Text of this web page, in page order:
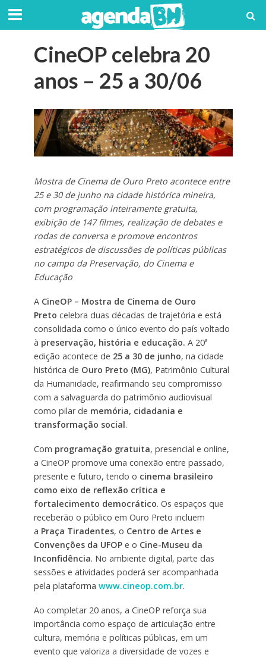
CineOP celebra 20
anos – 25 a 30/06
Mostra de Cinema de Ouro Preto acontece entre
25 e 30 de junho na cidade histórica mineira,
com programação inteiramente gratuita,
exibição de 147 filmes, realização de debates e
rodas de conversa e promove encontros
estratégicos de discussões de políticas públicas
no campo da Preservação, do Cinema e
Educação
A CineOP – Mostra de Cinema de Ouro
Preto celebra duas décadas de trajetória e está
consolidada como o único evento do país voltado
à preservação, história e educação. A 20ª
edição acontece de 25 a 30 de junho, na cidade
histórica de Ouro Preto (MG), Patrimônio Cultural
da Humanidade, reafirmando seu compromisso
com a salvaguarda do patrimônio audiovisual
como pilar de memória, cidadania e
transformação social.
Com programação gratuita, presencial e online,
a CineOP promove uma conexão entre passado,
presente e futuro, tendo o cinema brasileiro
como eixo de reflexão crítica e
fortalecimento democrático. Os espaços que
receberão o público em Ouro Preto incluem
a Praça Tiradentes, o Centro de Artes e
Convenções da UFOPe o Cine-Museu da
Inconfidência. No ambiente digital, parte das
sessões e atividades poderá ser acompanhada
pela plataforma www.cineop.com.br.
Ao completar 20 anos, a CineOP reforça sua
importância como espaço de articulação entre
cultura, memória e políticas públicas, em um
evento que valoriza a diversidade de vozes e